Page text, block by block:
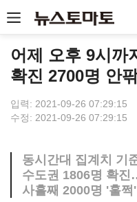
어제 오후 9시
확진 2700명 안
입력: 2021-09-26 07:29:15
수정: 2021-09-26 07:29:15
동시간대 집계치 기
수도권 1806명 확
사흘째 2000명 '훌